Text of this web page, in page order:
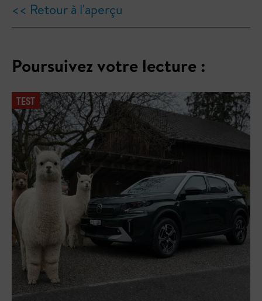
<< Retour à l'aperçu
Poursuivez votre lecture :
TEST